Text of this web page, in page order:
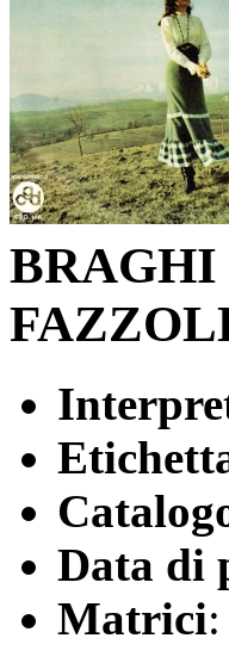
Data di
Matrici